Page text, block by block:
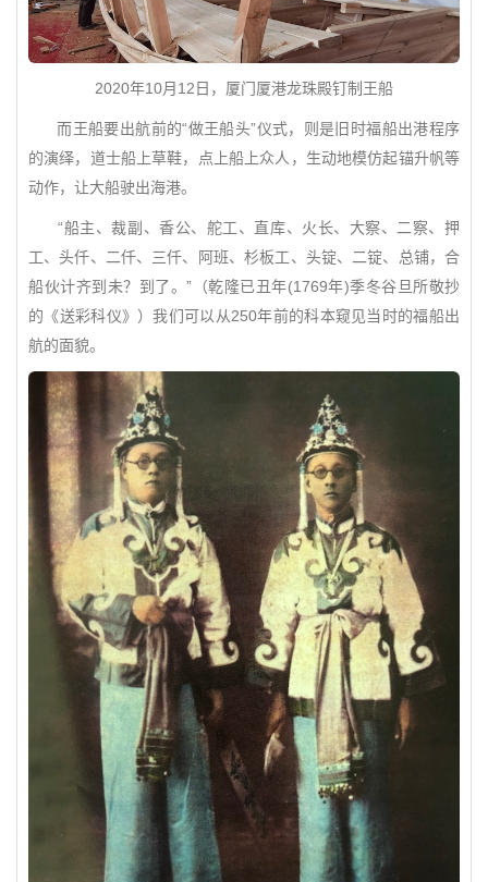
2020年10月12日，厦门厦港龙珠殿钉制王船
而王船要出航前的“做王船头”仪式，则是旧时福船出港程序
的演绎，道士船上草鞋，点上船上众人，生动地模仿起锚升帆等
动作，让大船驶出海港。
“船主、裁副、香公、舵工、直库、火长、大察、二察、押
工、头仟、二仟、三仟、阿班、杉板工、头锭、二锭、总铺，合
船伙计齐到未？到了。”（乾隆已丑年(1769年)季冬谷旦所敬抄
的《送彩科仪》）我们可以从250年前的科本窥见当时的福船出
航的面貌。